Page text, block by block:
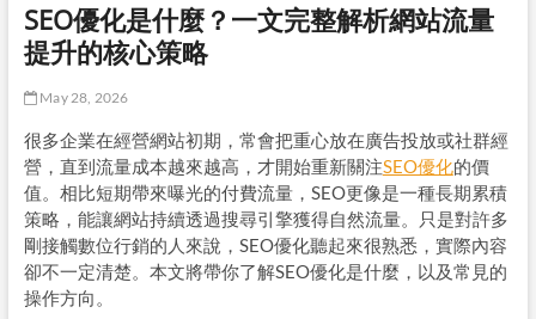
SEO優化是什麼？一文完整解析網站流量
提升的核心策略
May 28, 2026
很多企業在經營網站初期，常會把重心放在廣告投放或社群經
營，直到流量成本越來越高，才開始重新關注SEO優化的價
值。相比短期帶來曝光的付費流量，SEO更像是一種長期累積
策略，能讓網站持續透過搜尋引擎獲得自然流量。只是對許多
剛接觸數位行銷的人來說，SEO優化聽起來很熟悉，實際內容
卻不一定清楚。本文將帶你了解SEO優化是什麼，以及常見的
操作方向。